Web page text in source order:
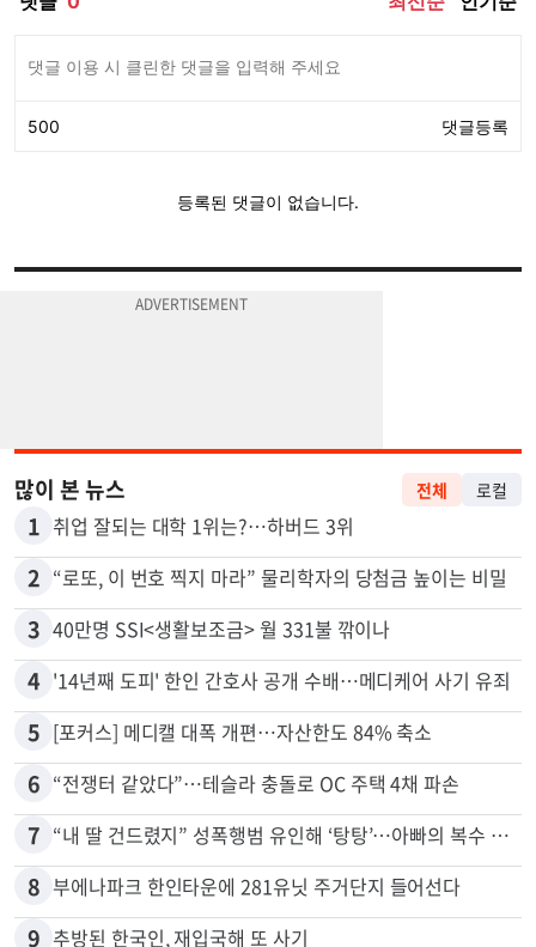
많이 본 뉴스 전체 로컬
1 취업 잘되는 대학 1위는?…하버드 3위
2 “로또, 이 번호 찍지 마라” 물리학자의 당첨금 높이는 비밀
3 40만명 SSI<생활보조금> 월 331불 깎이나
4 '14년째 도피' 한인 간호사 공개 수배…메디케어 사기 유죄
5 [포커스] 메디캘 대폭 개편…자산한도 84% 축소
6 “전쟁터 같았다”…테슬라 충돌로 OC 주택 4채 파손
7 “내 딸 건드렸지” 성폭행범 유인해 ‘탕탕’…아빠의 복수 결말
8 부에나파크 한인타운에 281유닛 주거단지 들어선다
9 추방된 한국인, 재입국해 또 사기